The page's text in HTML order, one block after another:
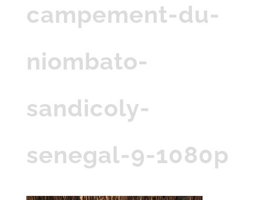
campement-du-
niombato-
sandicoly-
senegal-9-1080p